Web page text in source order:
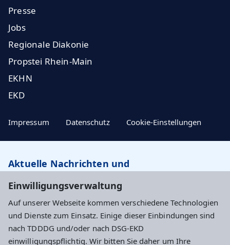
Einwilligungsverwaltung
Auf unserer Webseite kommen verschiedene Technologien
und Dienste zum Einsatz. Einige dieser Einbindungen sind
nach TDDDG und/oder nach DSG-EKD
einwilligungspflichtig. Wir bitten Sie daher um Ihre
Presse
Jobs
Regionale Diakonie
Propstei Rhein-Main
EKHN
EKD
Impressum Datenschutz Cookie-Einstellungen
Aktuelle Nachrichten und
Newsletter abonnieren